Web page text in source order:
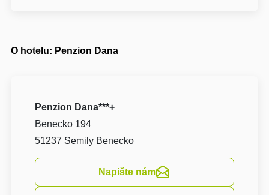
O hotelu: Penzion Dana
Penzion Dana***+
Benecko 194
51237 Semily Benecko
Napište nám